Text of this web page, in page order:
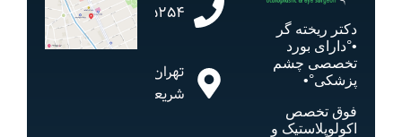
دکتر ریخته گر
•°دارای بورد
تخصصی چشم
پزشکی°•
فوق تخصص
اکولوپلاستیک و
02182805254
تهران،
شریعتی